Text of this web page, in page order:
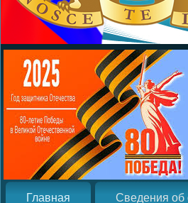
Главная Сведения об